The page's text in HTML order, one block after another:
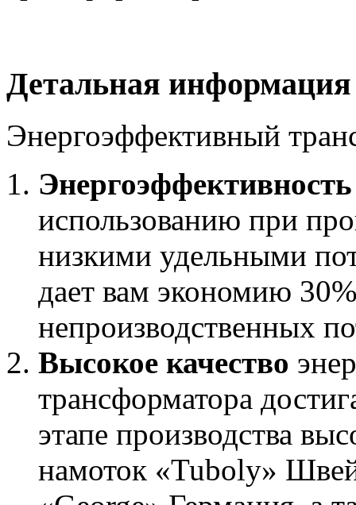
Детальная информация
Энергоэффективный
Энергоэффективность
использованию при
низкими удельными
дает вам экономию
непроизводственных
Высокое качество
трансформатора
этапе производства
намоток «Tuboly»